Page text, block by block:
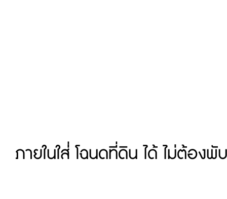
ภายในใส่่ โฉนดที่ดิน ได้ ไม่ต้อง